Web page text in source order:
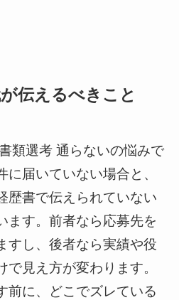
伝えるべきこと
類選考 通らないの悩みで
に届いていない場合と、
歴書で伝えられていない
ます。前者なら応募先を
すし、後者なら実績や役
見え方が変わります。
前に、どこでズレている